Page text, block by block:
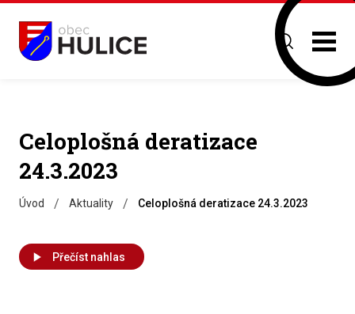
Celoplošná deratizace
24.3.2023
Úvod / Aktuality / Celoplošná deratizace 24.3.2023
Přečíst nahlas